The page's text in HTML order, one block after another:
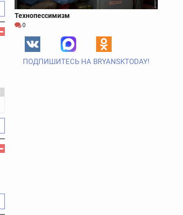
Технопессимизм
0
ПОДПИШИТЕСЬ НА BRYANSKTODAY!